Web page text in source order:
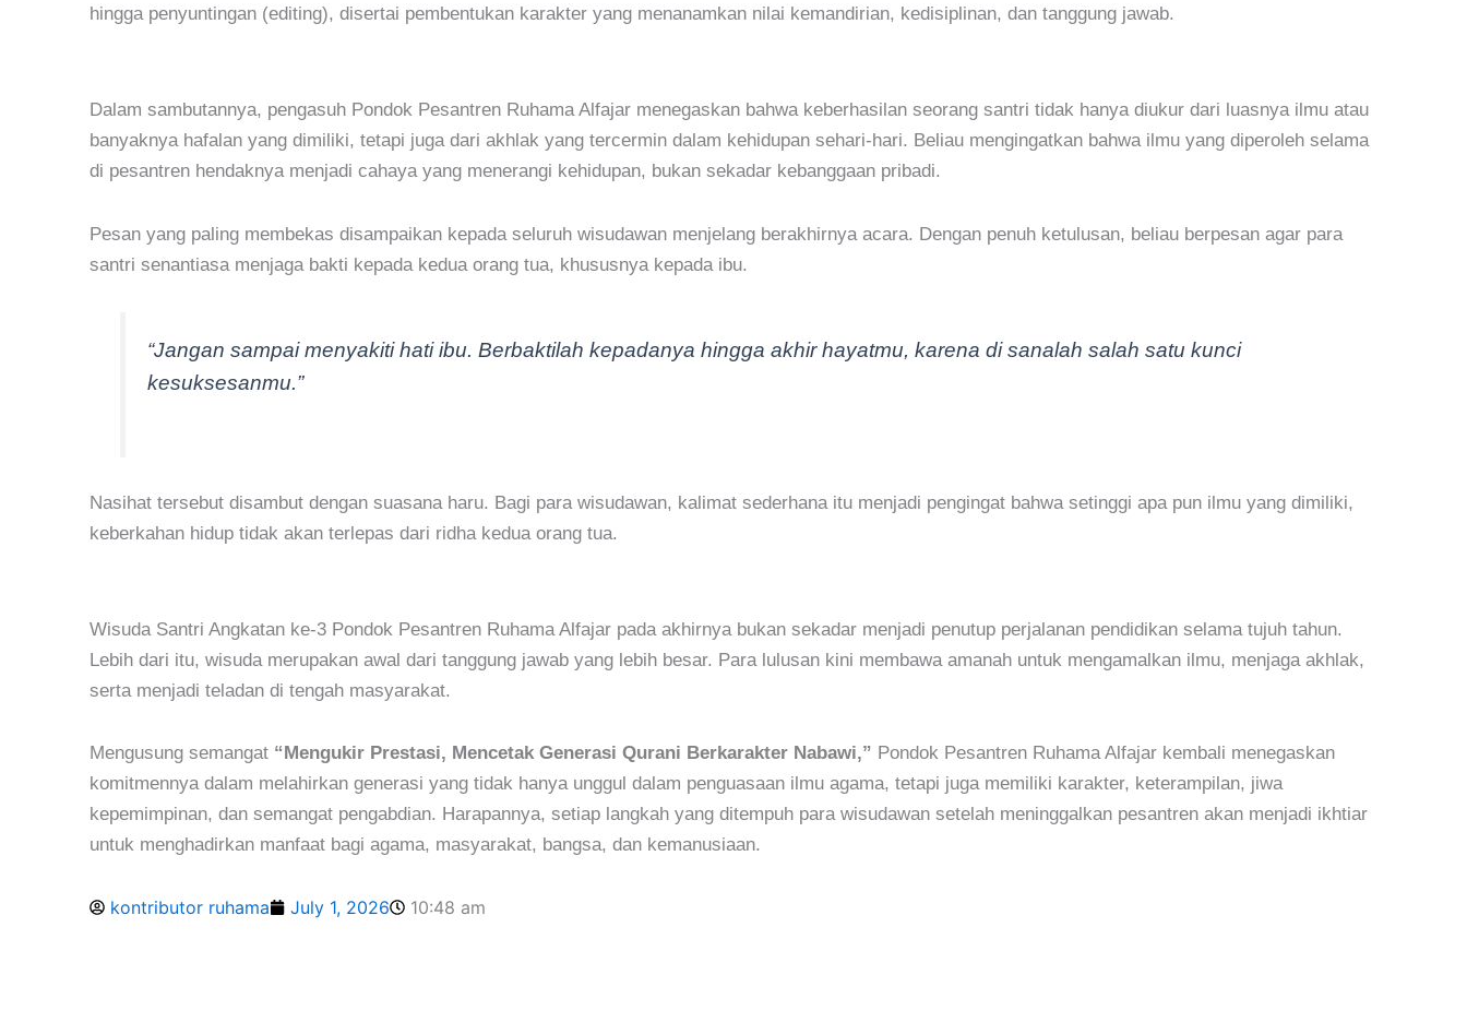
hingga penyuntingan (editing), disertai pembentukan karakter yang menanamkan nilai kemandirian, kedisiplinan, dan tanggung jawab.
Dalam sambutannya, pengasuh Pondok Pesantren Ruhama Alfajar menegaskan bahwa keberhasilan seorang santri tidak hanya diukur dari luasnya ilmu atau
banyaknya hafalan yang dimiliki, tetapi juga dari akhlak yang tercermin dalam kehidupan sehari-hari. Beliau mengingatkan bahwa ilmu yang diperoleh selama
di pesantren hendaknya menjadi cahaya yang menerangi kehidupan, bukan sekadar kebanggaan pribadi.
Pesan yang paling membekas disampaikan kepada seluruh wisudawan menjelang berakhirnya acara. Dengan penuh ketulusan, beliau berpesan agar para
santri senantiasa menjaga bakti kepada kedua orang tua, khususnya kepada ibu.
“Jangan sampai menyakiti hati ibu. Berbaktilah kepadanya hingga akhir hayatmu, karena di sanalah salah satu kunci
kesuksesanmu.”
Nasihat tersebut disambut dengan suasana haru. Bagi para wisudawan, kalimat sederhana itu menjadi pengingat bahwa setinggi apa pun ilmu yang dimiliki,
keberkahan hidup tidak akan terlepas dari ridha kedua orang tua.
Wisuda Santri Angkatan ke-3 Pondok Pesantren Ruhama Alfajar pada akhirnya bukan sekadar menjadi penutup perjalanan pendidikan selama tujuh tahun.
Lebih dari itu, wisuda merupakan awal dari tanggung jawab yang lebih besar. Para lulusan kini membawa amanah untuk mengamalkan ilmu, menjaga akhlak,
serta menjadi teladan di tengah masyarakat.
Mengusung semangat “Mengukir Prestasi, Mencetak Generasi Qurani Berkarakter Nabawi,” Pondok Pesantren Ruhama Alfajar kembali menegaskan
komitmennya dalam melahirkan generasi yang tidak hanya unggul dalam penguasaan ilmu agama, tetapi juga memiliki karakter, keterampilan, jiwa
kepemimpinan, dan semangat pengabdian. Harapannya, setiap langkah yang ditempuh para wisudawan setelah meninggalkan pesantren akan menjadi ikhtiar
untuk menghadirkan manfaat bagi agama, masyarakat, bangsa, dan kemanusiaan.
kontributor ruhama July 1, 2026 10:48 am